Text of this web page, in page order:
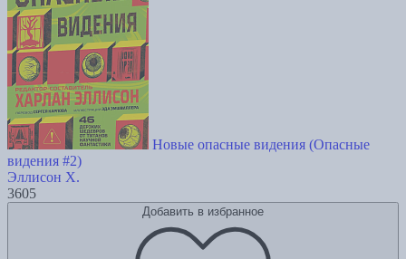
Новые опасные видения (Опасные
видения #2)
Эллисон Х.
3605
Добавить в избранное